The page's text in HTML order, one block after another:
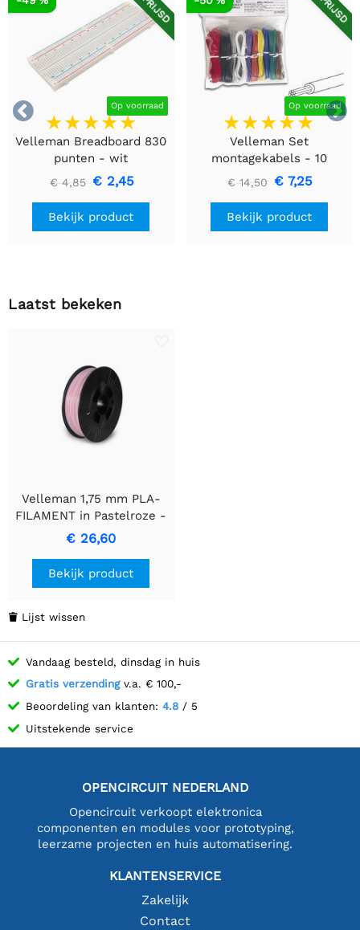

 Op voorraad
Velleman Breadboard 830
punten - wit
€ 4,85 € 2,45
Bekijk product
Op voorraad
Velleman Set
montagekabels - 10
kleuren - 60m - flexibele
kern (multi core)
€ 14,50 € 7,25
Bekijk product
Laatst bekeken
Velleman 1,75 mm PLA-
FILAMENT in Pastelroze -
750 g
€ 26,60
Bekijk product
 Lijst wissen
Vandaag besteld, dinsdag in huis
Gratis verzendingv.a. € 100,-
Beoordeling van klanten: 4.8 / 5
Uitstekende service
OPENCIRCUIT NEDERLAND
Opencircuit verkoopt elektronica
componenten en modules voor prototyping,
leerzame projecten en huis automatisering.
KLANTENSERVICE
Zakelijk
Contact